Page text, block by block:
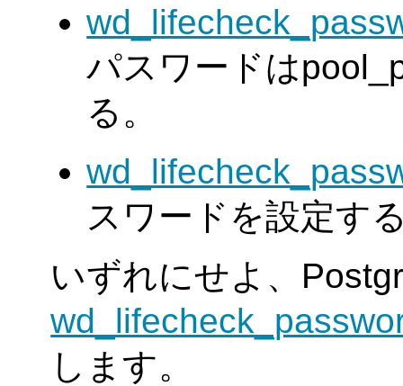
パスワードは
る。
スワードを設定す
いずれにせよ、
します。